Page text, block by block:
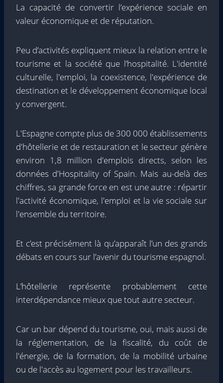
La capacité de convertir l’expérience sociale en
valeur économique et de réputation.
Peu d’activités expliquent mieux la relation entre le
tourisme et la société que l’hospitalité. L'identité
culturelle, l'emploi, la coexistence, l'expérience de
destination et le développement économique local
y convergent.
L'Espagne compte plus de 300 000 établissements
d'hôtellerie et de restauration et le secteur génère
environ 1,8 million d'emplois directs, selon les
données d'Hospitality of Spain. Mais au-delà des
chiffres, sa grande force en est une autre : répartir
l'activité économique, l'emploi et la vie sociale sur
l'ensemble du territoire.
Et c’est précisément là qu’apparaît l’un des grands
débats en cours sur l’avenir du tourisme espagnol.
L’hôtellerie représente probablement cette
interdépendance mieux que tout autre secteur.
Car un bar dépend du tourisme, oui, mais aussi de
la réglementation, de la fiscalité, du coût de
l'énergie, de la formation, de la mobilité urbaine
ou de l'accès au logement pour les travailleurs.